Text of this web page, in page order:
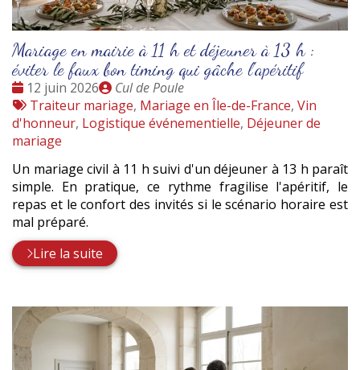
Mariage en mairie à 11 h et déjeuner à 13 h :
éviter le faux bon timing qui gâche l'apéritif
Date
:
12 juin 2026
Publié
par
Cul de Poule
Tags
:
Traiteur mariage, Mariage en Île-de-France, Vin
d'honneur, Logistique événementielle, Déjeuner de
mariage
Un mariage civil à 11 h suivi d'un déjeuner à 13 h paraît
simple. En pratique, ce rythme fragilise l'apéritif, le
repas et le confort des invités si le scénario horaire est
mal préparé.
Lire la suite